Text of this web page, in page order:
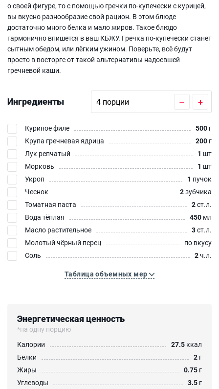
о своей фигуре, то с помощью гречки по-купечески с курицей,
вы вкусно разнообразие свой рацион. В этом блюде
достаточно много белка и мало жиров. Такое блюдо
гармонично впишется в ваш КБЖУ. Гречка по-купечески станет
сытным обедом, или лёгким ужином. Поверьте, всё будут
просто в восторге от такой альтернативы надоевшей
гречневой каши.
Ингредиенты – +
Куриное филе 500 г
Крупа гречневая ядрица
200 г
Лук репчатый
1 шт
Морковь
1 шт
Укроп
1 пучок
Чеснок
2зубчика
Томатная паста
2ст.л.
Вода тёплая
450 мл
Масло растительное
3ст.л.
Молотый чёрный перец
по вкусу
Соль
2ч.л.
Таблица объемных мер
Энергетическая ценность
*на одну порцию
Калории
27.5 ккал
Белки
2 г
Жиры
0.75 г
Углеводы
3.5 г